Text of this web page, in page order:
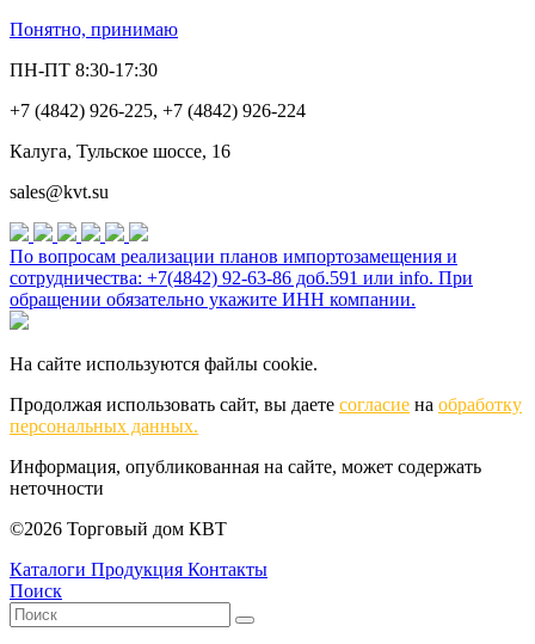
Понятно, принимаю
ПН-ПТ 8:30-17:30
+7 (4842) 926-225, +7 (4842) 926-224
Калуга, Тульское шоссе, 16
sales@kvt.su
По вопросам реализации планов импортозамещения и
сотрудничества: +7(4842) 92-63-86 доб.591 или info. При
обращении обязательно укажите ИНН компании.
На сайте используются файлы cookie.
Продолжая использовать сайт, вы даете согласие на обработку
персональных данных.
Информация, опубликованная на сайте, может содержать
неточности
©2026 Торговый дом КВТ
Каталоги Продукция Контакты
Поиск